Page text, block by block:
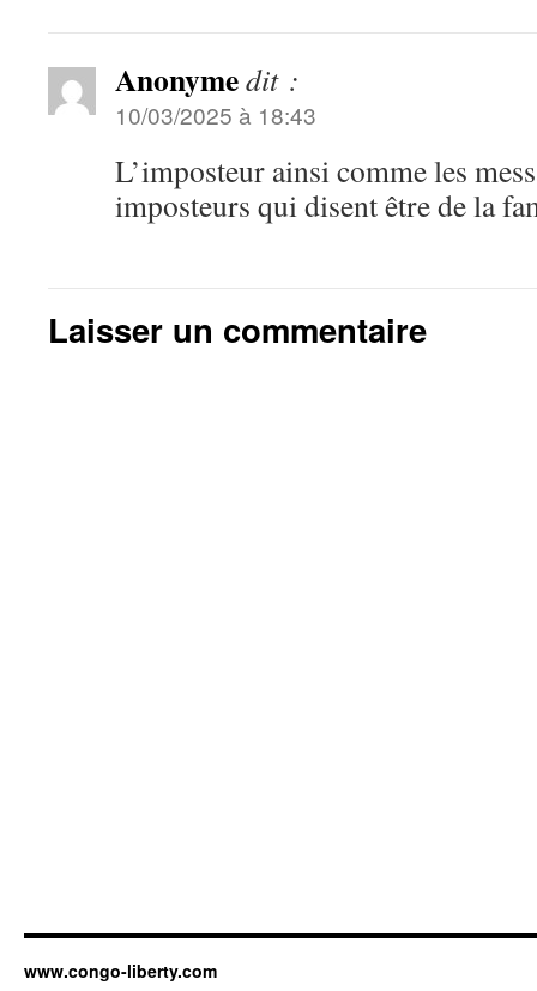
Anonymedit :
10/03/2025 à 18:43
L’imposteur ainsi comme les
imposteurs qui disent être de la
Laisser un commentaire
www.congo-liberty.com